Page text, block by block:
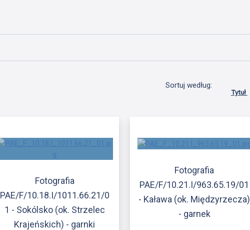
Sortuj według:
Tytuł
Fotografia
PAE/F/10.18.I/1011.66.21/0
1 - Sokólsko (ok. Strzelec
Krajeńskich) - garnki
Fotografia
PAE/F/10.21.I/963.65.19/01
- Kaława (ok. Międzyrzecza)
- garnek